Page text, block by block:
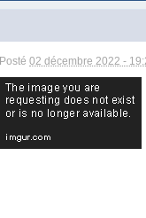
Posté02 décembre 2022 -